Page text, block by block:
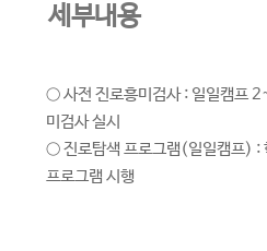
세부내용
○ 사전 진로흥미검사 : 일일캠프
미검사 실시
○ 진로탐색 프로그램(일일캠프) :
프로그램 시행